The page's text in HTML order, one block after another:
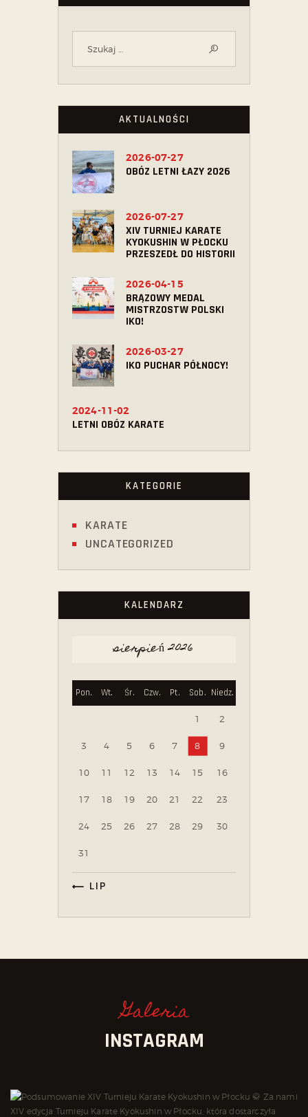
AKTUALNOŚCI
OBÓZ LETNI ŁAZY 2026
2026-07-27
XIV TURNIEJ KARATE
KYOKUSHIN W PŁOCKU
PRZESZEDŁ DO HISTORII
2026-07-27
BRĄZOWY MEDAL
MISTRZOSTW POLSKI
IKO!
2026-04-15
IKO PUCHAR PÓŁNOCY!
2026-03-27
LETNI OBÓZ KARATE
2024-11-02
KATEGORIE
KARATE
UNCATEGORIZED
KALENDARZ
sierpień 2026
Pon. Wt. Śr. Czw. Pt. Sob. Niedz.
1 2
3 4 5 6 7 8 9
10 11 12 13 14 15 16
17 18 19 20 21 22 23
24 25 26 27 28 29 30
31
« LIP
Galeria
INSTAGRAM